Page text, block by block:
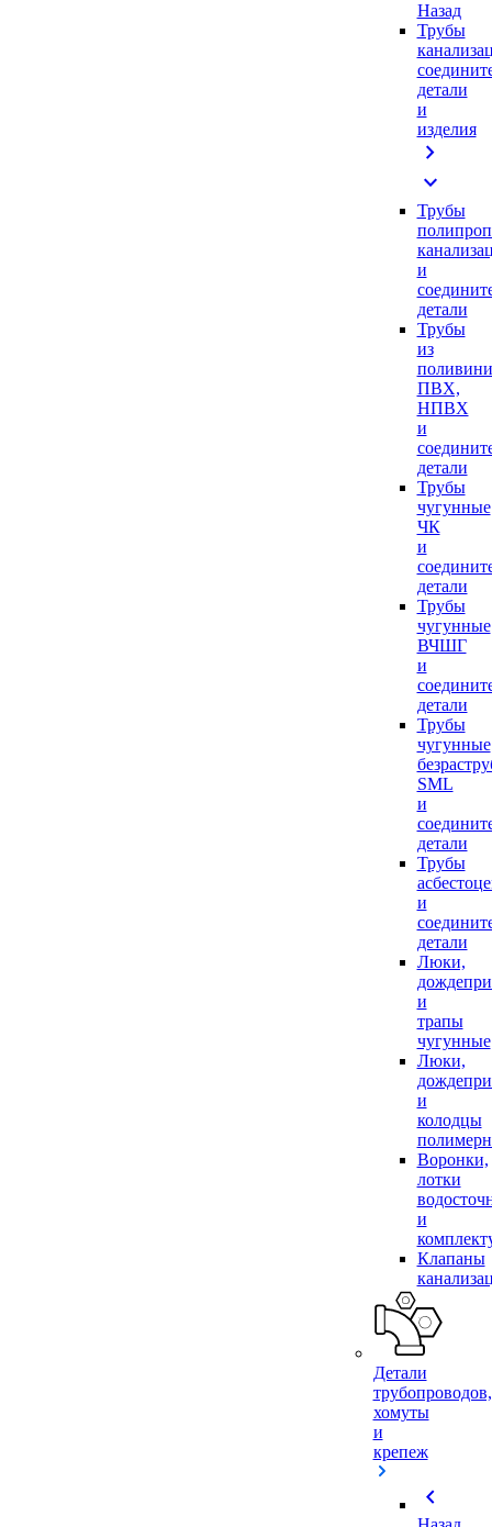
Назад
Трубы
детали
и
изделия
chevron_right
expand_more
Трубы
и
детали
Трубы
из
ПВХ,
НПВХ
и
детали
Трубы
чугунные
ЧК
и
детали
Трубы
чугунные
ВЧШГ
и
детали
Трубы
чугунные
SML
и
детали
Трубы
и
детали
Люки,
и
трапы
чугунные
Люки,
и
колодцы
Воронки,
лотки
и
Клапаны
Детали
трубопроводов,
хомуты
и
крепеж
chevron_left